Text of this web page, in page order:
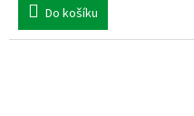
Do košíku